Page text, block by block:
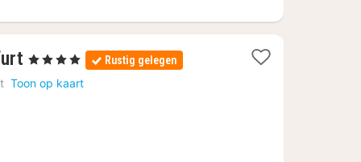
1
nacht
vanaf
, 4 Sterren Rustig gelegen
Toon op kaart